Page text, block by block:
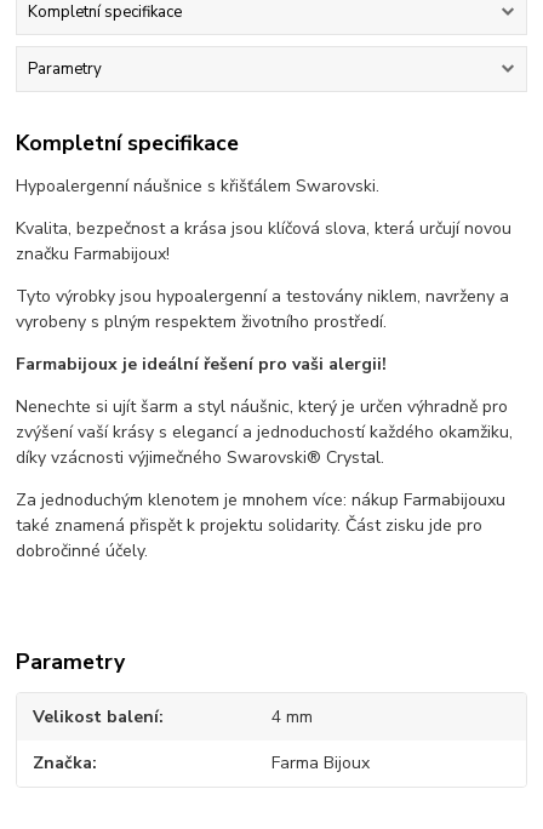
Kompletní specifikace
Parametry
Kompletní specifikace
Hypoalergenní náušnice s křišťálem Swarovski.
Kvalita, bezpečnost a krása jsou klíčová slova, která určují novou
značku Farmabijoux!
Tyto výrobky jsou hypoalergenní a testovány niklem, navrženy a
vyrobeny s plným respektem životního prostředí.
Farmabijoux je ideální řešení pro vaši alergii!
Nenechte si ujít šarm a styl náušnic, který je určen výhradně pro
zvýšení vaší krásy s elegancí a jednoduchostí každého okamžiku,
díky vzácnosti výjimečného Swarovski® Crystal.
Za jednoduchým klenotem je mnohem více: nákup Farmabijouxu
také znamená přispět k projektu solidarity. Část zisku jde pro
dobročinné účely.
Parametry
Velikost balení 4 mm
Značka Farma Bijoux